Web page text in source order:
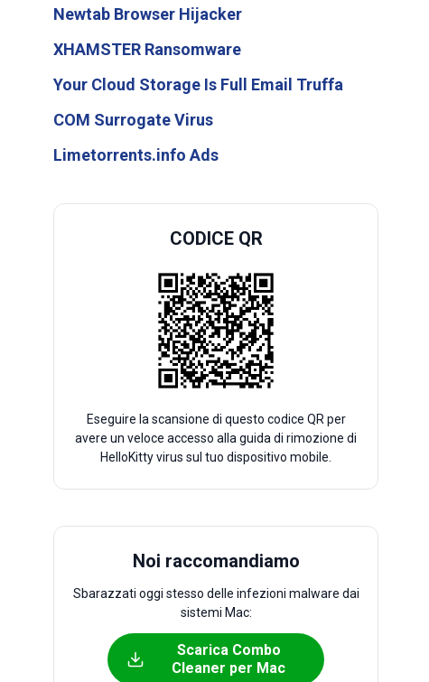
Newtab Browser Hijacker
XHAMSTER Ransomware
Your Cloud Storage Is Full Email Truffa
COM Surrogate Virus
Limetorrents.info Ads
CODICE QR
Eseguire la scansione di questo codice QR per
avere un veloce accesso alla guida di rimozione di
HelloKitty virus sul tuo dispositivo mobile.
Noi raccomandiamo
Sbarazzati oggi stesso delle infezioni malware dai
sistemi Mac:
Scarica Combo
Cleaner per Mac